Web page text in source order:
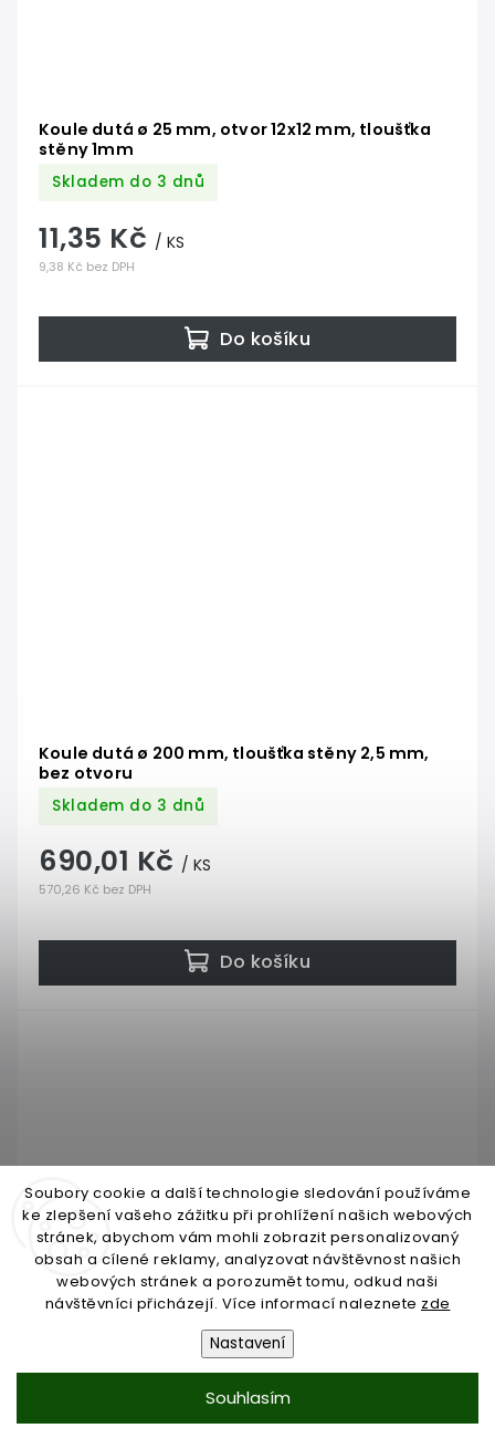
Soubory cookie a další technologie sledování používáme
ke zlepšení vašeho zážitku při prohlížení našich webových
stránek, abychom vám mohli zobrazit personalizovaný
obsah a cílené reklamy, analyzovat návštěvnost našich
webových stránek a porozumět tomu, odkud naši
návštěvníci přicházejí. Více informací naleznete zde
Nastavení
Souhlasím
Koule dutá ø 25 mm, otvor 12x12 mm, tloušťka
stěny 1mm
Skladem do 3 dnů
9,38 Kč bez DPH
11,35 Kč / KS
Do košíku
Koule dutá ø 200 mm, tloušťka stěny 2,5 mm,
bez otvoru
Skladem do 3 dnů
570,26 Kč bez DPH
690,01 Kč / KS
Do košíku
Koule dutá ø 20 mm, otvor 10x10mm, tloušťka
Vyprodáno